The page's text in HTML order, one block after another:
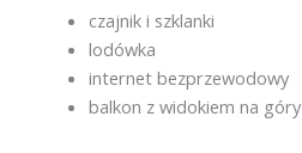
czajnik i szklanki
lodówka
internet bezprzewodowy
balkon z widokiem na góry